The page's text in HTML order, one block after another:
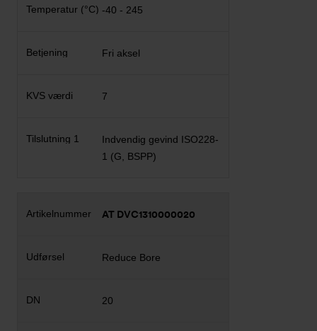
-40 - 245
Fri aksel
7
Indvendig gevind ISO228-
1 (G, BSPP)
AT DVC1310000020
Reduce Bore
20